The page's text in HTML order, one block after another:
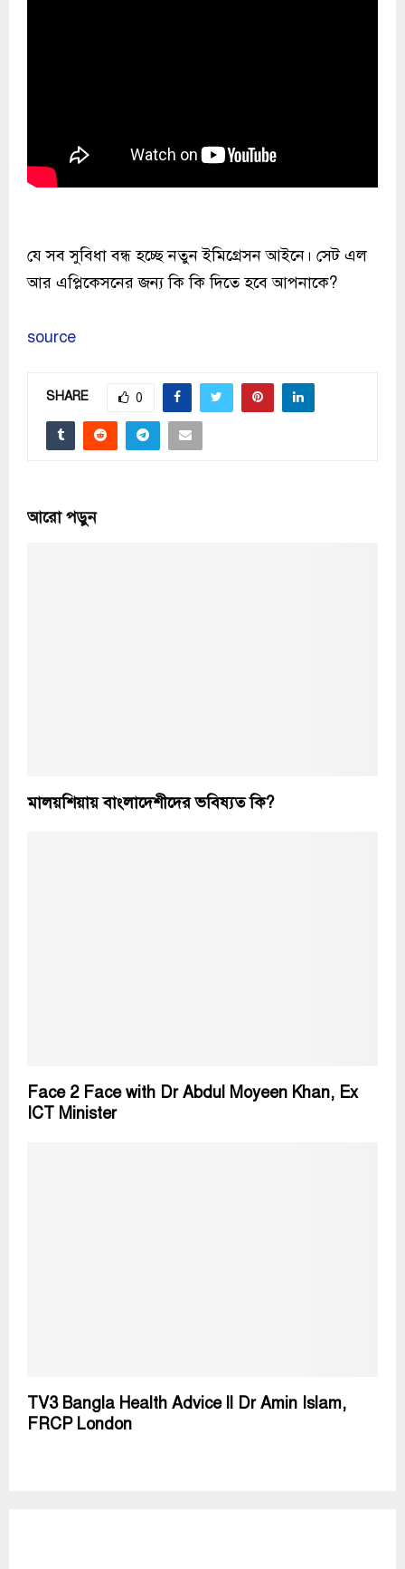
যে সব সুবিধা বন্ধ হচ্ছে নতুন ইমিগ্রেসন আইনে। সেট এল
আর এপ্লিকেসনের জন্য কি কি দিতে হবে আপনাকে?
source
SHARE 0
আরো পড়ুন
মালয়শিয়ায় বাংলাদেশীদের ভবিষ্যত কি?
Face 2 Face with Dr Abdul Moyeen Khan, Ex
ICT Minister
TV3 Bangla Health Advice ll Dr Amin Islam,
FRCP London